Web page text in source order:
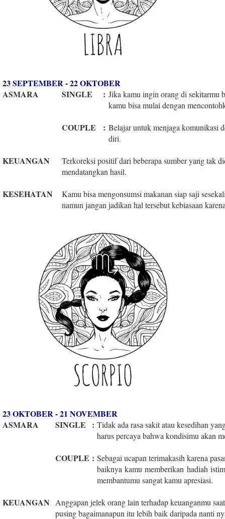
23 SEPTEMBER - 22 OKTOBER
ASMARA
SINGLE : Jika kamu ingin orang di sekitarmu
kamu bisa mulai dengan
COUPLE : Belajar untuk menjaga komunikasi
diri.
KEUANGAN
Terkoreksi positif dari beberapa sumber yang tak
mendatangkan hasil.
KESEHATAN
Kamu bisa mengonsumsi makanan siap saji
namun jangan jadikan hal tersebut kebiasaan
23 OKTOBER - 21 NOVEMBER
ASMARA
SINGLE : Tidak ada rasa sakit atau kesedihan
harus percaya bahwa kondisimu akan
COUPLE : Sebagai ucapan terimakasih karena
baiknya kamu memberikan hadiah
membantumu sangat kamu apresiasi.
KEUANGAN
Anggapan jelek orang lain terhadap keuanganmu
pusing bagaimanapun itu lebih baik daripada nanti